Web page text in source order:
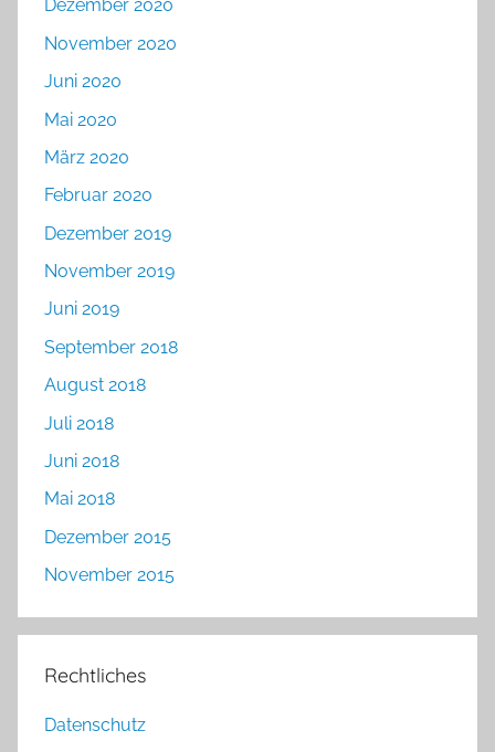
Dezember 2020
November 2020
Juni 2020
Mai 2020
März 2020
Februar 2020
Dezember 2019
November 2019
Juni 2019
September 2018
August 2018
Juli 2018
Juni 2018
Mai 2018
Dezember 2015
November 2015
Rechtliches
Datenschutz